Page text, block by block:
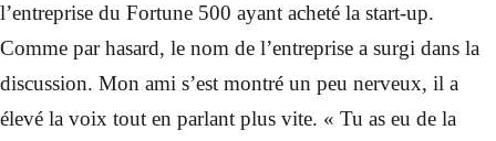
l’entreprise du Fortune 500 ayant acheté la start-up.
Comme par hasard, le nom de l’entreprise a surgi dans la
discussion. Mon ami s’est montré un peu nerveux, il a
élevé la voix tout en parlant plus vite. « Tu as eu de la